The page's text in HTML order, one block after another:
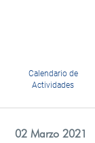
Calendario de
Actividades
02 Marzo 2021